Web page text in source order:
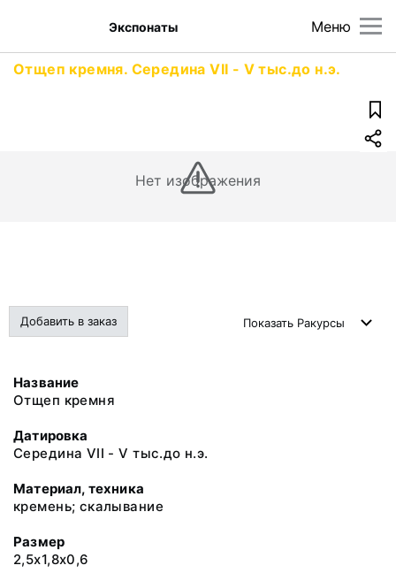
Меню
Экспонаты
Отщеп кремня. Середина VII - V тыс.до н.э.
Нет изображения
Добавить в заказ Показать Ракурсы
Название
Отщеп кремня
Датировка
Середина VII - V тыс.до н.э.
Материал, техника
кремень; скалывание
Размер
2,5х1,8х0,6